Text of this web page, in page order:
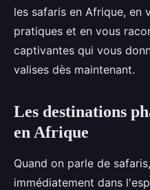
les safaris en Afrique, en
pratiques et en vous
captivantes qui vous
valises dès maintenant.
Les destinations
en Afrique
Quand on parle de
immédiatement dans